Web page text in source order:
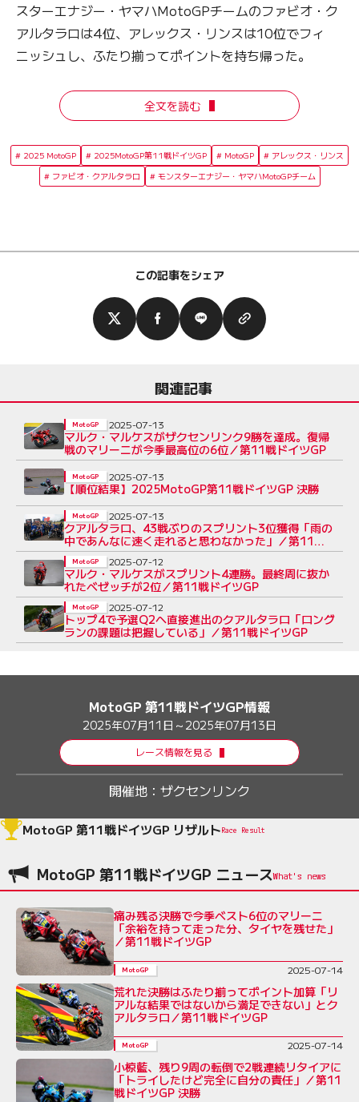
スターエナジー・ヤマハMotoGPチームのファビオ・ク
アルタラロは4位、アレックス・リンスは10位でフィ
ニッシュし、ふたり揃ってポイントを持ち帰った。
全文を読む
2025 MotoGP 2025MotoGP第11戦ドイツGP MotoGP
アレックス・リンス
ファビオ・クアルタラロ
モンスターエナジー・ヤマハMotoGPチーム
この記事をシェア
関連記事
マルク・マルケスがザクセンリンク9勝を達成。復帰
戦のマリーニが今季最高位の6位／第11戦ドイツGP
MotoGP 2025-07-13
【順位結果】2025MotoGP第11戦ドイツGP 決勝
MotoGP 2025-07-13
クアルタラロ、43戦ぶりのスプリント3位獲得「雨の
中であんなに速く走れると思わなかった」／第11戦
ドイツGP
MotoGP 2025-07-13
マルク・マルケスがスプリント4連勝。最終周に抜か
れたベゼッチが2位／第11戦ドイツGP
MotoGP 2025-07-12
トップ4で予選Q2へ直接進出のクアルタラロ「ロング
ランの課題は把握している」／第11戦ドイツGP
MotoGP 2025-07-12
MotoGP 第11戦ドイツGP情報
2025年07月11日～2025年07月13日
レース情報を見る
開催地： ザクセンリンク
MotoGP 第11戦ドイツGP リザルトRace Result
MotoGP 第11戦ドイツGP ニュース
痛み残る決勝で今季ベスト6位のマリーニ
「余裕を持って走った分、タイヤを残せた」
／第11戦ドイツGP
MotoGP 2025-07-14
荒れた決勝はふたり揃ってポイント加算「リ
アルな結果ではないから満足できない」とク
アルタラロ／第11戦ドイツGP
MotoGP 2025-07-14
小椋藍、残り9周の転倒で2戦連続リタイアに
「トライしたけど完全に自分の責任」／第11
戦ドイツGP 決勝